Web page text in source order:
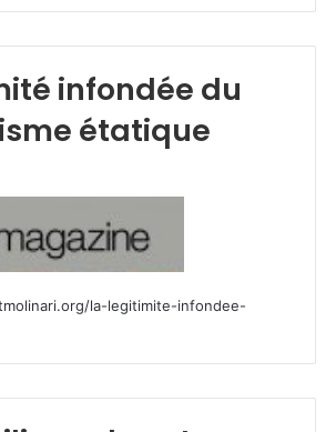
infondée du
étatique
la-legitimite-infondee-